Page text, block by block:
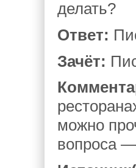
делать?
Ответ:
Зачёт:
можно
вопроса —